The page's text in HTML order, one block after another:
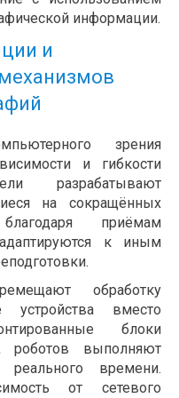
информации.
и
зрения
и гибкости
разрабатывают
на сокращённых
приёмам
к иным
обработку
вместо
блоки
роботов выполняют
времени.
от сетевого